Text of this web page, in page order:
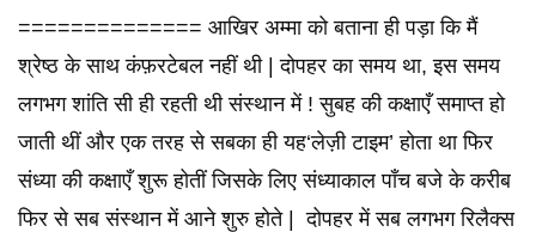
============== आखिर अम्मा को बताना ही पड़ा कि मैं
श्रेष्ठ के साथ कंफ़रटेबल नहीं थी | दोपहर का समय था, इस समय
लगभग शांति सी ही रहती थी संस्थान में ! सुबह की कक्षाएँ समाप्त हो
जाती थीं और एक तरह से सबका ही यह‘लेज़ी टाइम’ होता था फिर
संध्या की कक्षाएँ शुरू होतीं जिसके लिए संध्याकाल पाँच बजे के करीब
फिर से सब संस्थान में आने शुरु होते | दोपहर में सब लगभग रिलैक्स